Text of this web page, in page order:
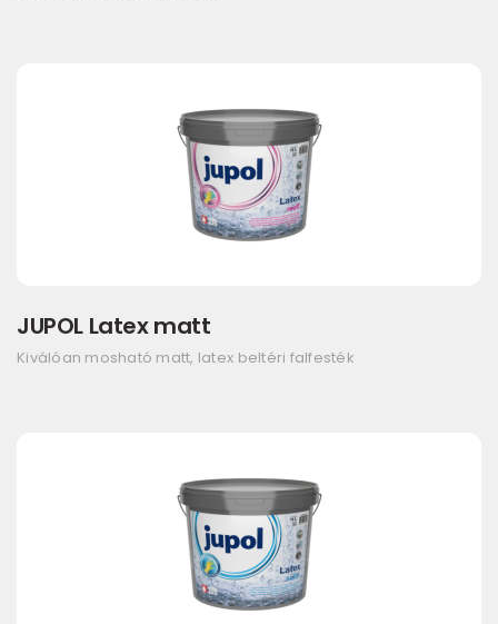
JUPOL Latex matt
Kiválóan mosható matt, latex beltéri falfesték